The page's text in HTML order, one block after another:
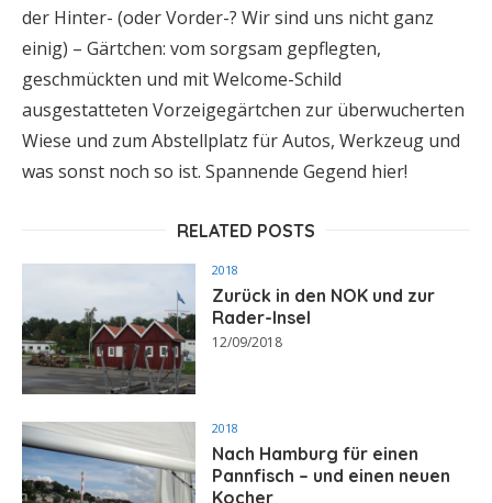
der Hinter- (oder Vorder-? Wir sind uns nicht ganz
einig) – Gärtchen: vom sorgsam gepflegten,
geschmückten und mit Welcome-Schild
ausgestatteten Vorzeigegärtchen zur überwucherten
Wiese und zum Abstellplatz für Autos, Werkzeug und
was sonst noch so ist. Spannende Gegend hier!
RELATED POSTS
2018
Zurück in den NOK und zur
Rader-Insel
12/09/2018
2018
Nach Hamburg für einen
Pannfisch – und einen neuen
Kocher